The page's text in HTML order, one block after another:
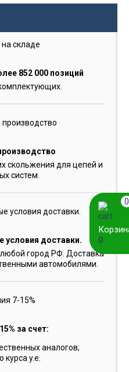
852 000 позиций
скольжения для цепей и
систем.
условия доставки.
любой город РФ. Доставка
автомобилями.
за счет:
аналогов;
курса y.e.
0
0